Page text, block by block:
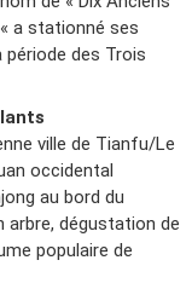
a stationné ses
période des Trois
ville de Tianfu/Le
occidental
au bord du
arbre, dégustation de
populaire de